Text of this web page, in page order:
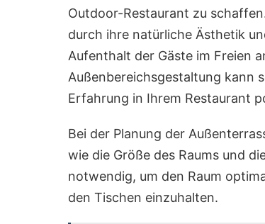
Outdoor-Restaurant zu
durch ihre natürliche Ästhetik
Aufenthalt der Gäste im Freien
Außenbereichsgestaltung kann
Erfahrung in Ihrem Restaurant
Bei der Planung der
wie die Größe des Raums und
notwendig, um den Raum
den Tischen einzuhalten.